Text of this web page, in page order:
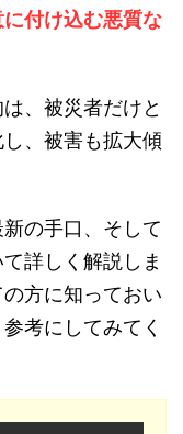
付け込む悪質な
、被災者だけと
、被害も拡大傾
の手口、そして
詳しく解説しま
方に知っておい
考にしてみてく